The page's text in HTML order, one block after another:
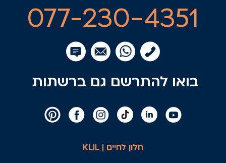
077-230-4351
בואו להתרשם גם ברשתות
חלון לחיים | KLIL